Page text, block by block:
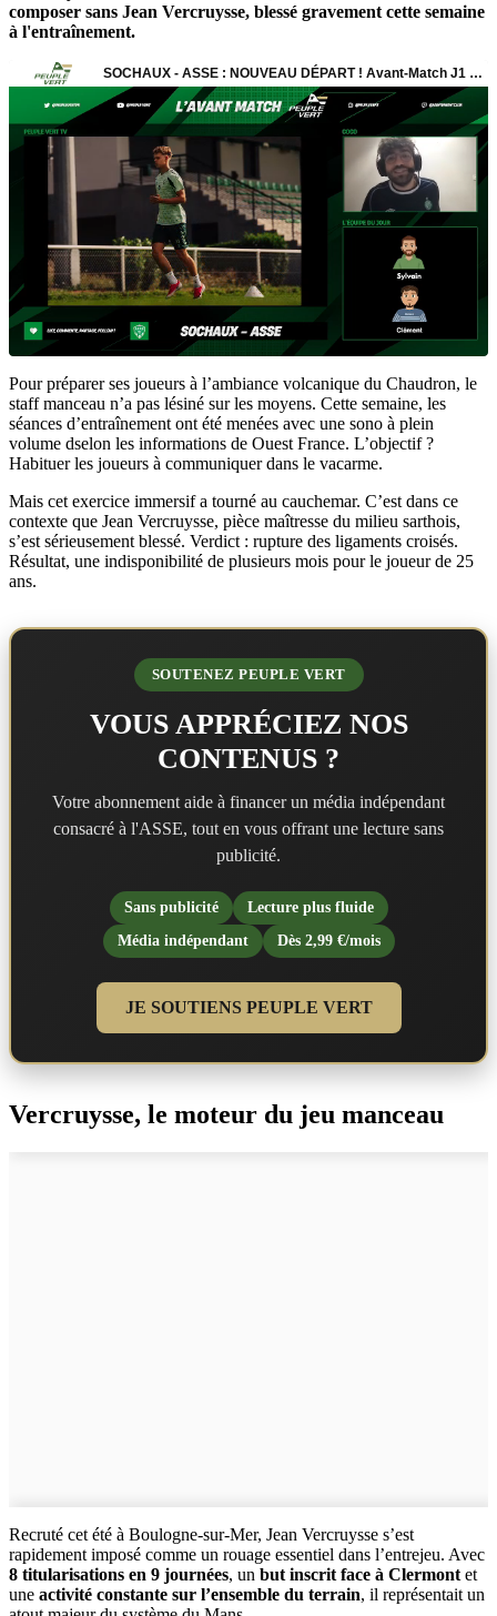
composer sans Jean Vercruysse, blessé gravement cette semaine
à l'entraînement.
Pour préparer ses joueurs à l’ambiance volcanique du Chaudron, le
staff manceau n’a pas lésiné sur les moyens. Cette semaine, les
séances d’entraînement ont été menées avec une sono à plein
volume dselon les informations de Ouest France. L’objectif ?
Habituer les joueurs à communiquer dans le vacarme.
Mais cet exercice immersif a tourné au cauchemar. C’est dans ce
contexte que Jean Vercruysse, pièce maîtresse du milieu sarthois,
s’est sérieusement blessé. Verdict : rupture des ligaments croisés.
Résultat, une indisponibilité de plusieurs mois pour le joueur de 25
ans.
SOUTENEZ PEUPLE VERT
VOUS APPRÉCIEZ NOS
CONTENUS ?
Votre abonnement aide à financer un média indépendant
consacré à l'ASSE, tout en vous offrant une lecture sans
publicité.
Sans publicité
Lecture plus fluide
Média indépendant
Dès 2,99 €/mois
JE SOUTIENS PEUPLE VERT
Vercruysse, le moteur du jeu manceau
Recruté cet été à Boulogne-sur-Mer, Jean Vercruysse s’est
rapidement imposé comme un rouage essentiel dans l’entrejeu. Avec
8 titularisations en 9 journées, un but inscrit face à Clermont et
une activité constante sur l’ensemble du terrain, il représentait un